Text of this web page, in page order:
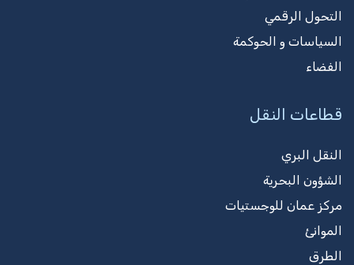
التحول الرقمي
السياسات و الحوكمة
الفضاء
قطاعات النقل
النقل البري
الشؤون البحرية
مركز عمان للوجستيات
الموانئ
الطرق